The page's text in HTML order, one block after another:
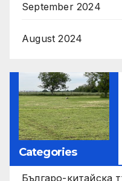
September 2024
August 2024
Categories
Българо-китайска